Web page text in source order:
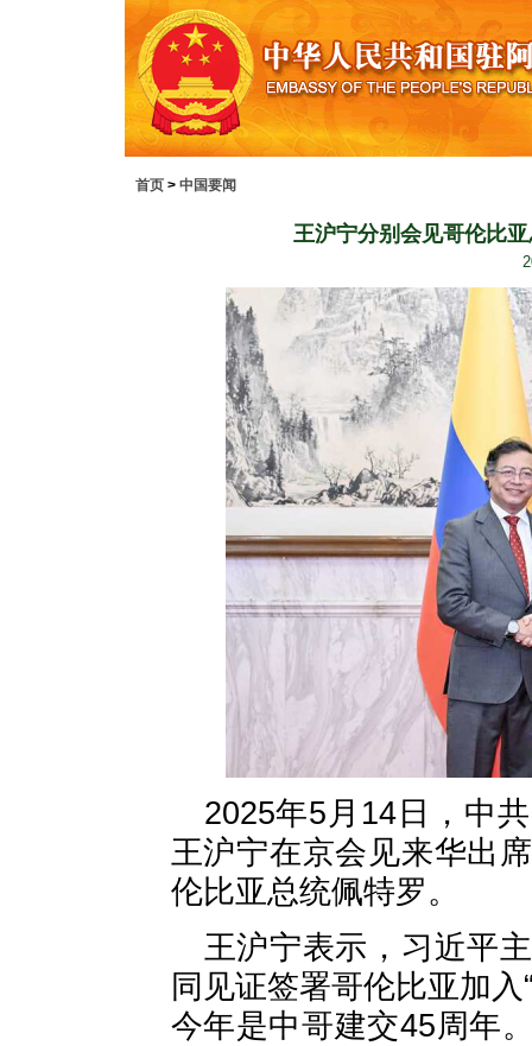
首页 > 中国要闻
王沪宁分别会见哥伦比
2025年5月14日，中
王沪宁在京会见来华出
伦比亚总统佩特罗。
王沪宁表示，习近平
同见证签署哥伦比亚加
今年是中哥建交45周年